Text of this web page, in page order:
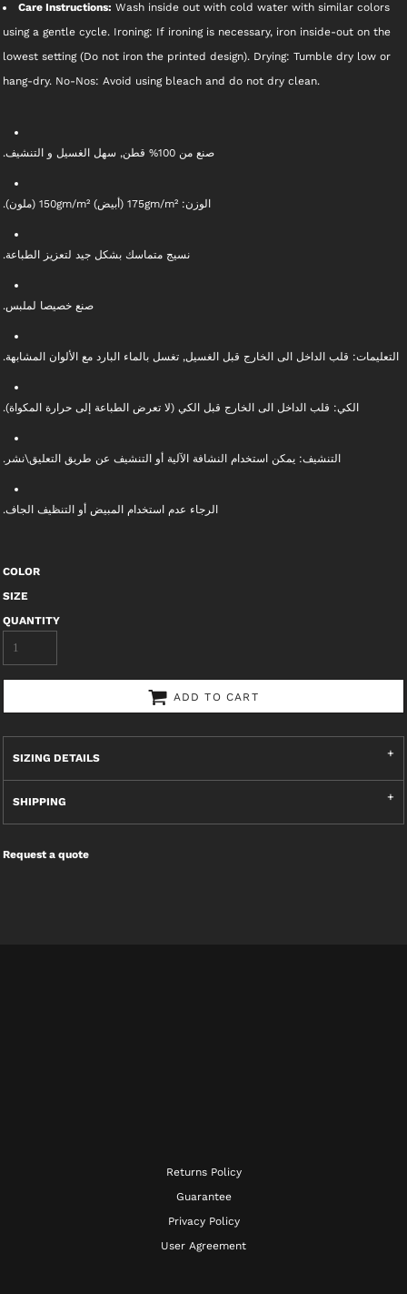
Care Instructions: Wash inside out with cold water with similar colors
using a gentle cycle. Ironing: If ironing is necessary, iron inside-out on the
lowest setting (Do not iron the printed design). Drying: Tumble dry low or
hang-dry. No-Nos: Avoid using bleach and do not dry clean.
صنع من 100% قطن, سهل الغسيل و التنشيف.
الوزن: 175gm/m² (أبيض) 150gm/m² (ملون).
نسيج متماسك بشكل جيد لتعزيز الطباعة.
صنع خصيصا لملبس.
التعليمات: قلب الداخل الى الخارج قبل الغسيل, تغسل بالماء البارد مع الألوان المشابهة.
الكي: قلب الداخل الى الخارج قبل الكي (لا تعرض الطباعة إلى حرارة المكواة).
التنشيف: يمكن استخدام النشافة الآلية أو التنشيف عن طريق التعليق\نشر.
الرجاء عدم استخدام المبيض أو التنظيف الجاف.
COLOR
SIZE
QUANTITY
ADD TO CART
SIZING DETAILS
SHIPPING
Request a quote
Returns Policy
Guarantee
Privacy Policy
User Agreement